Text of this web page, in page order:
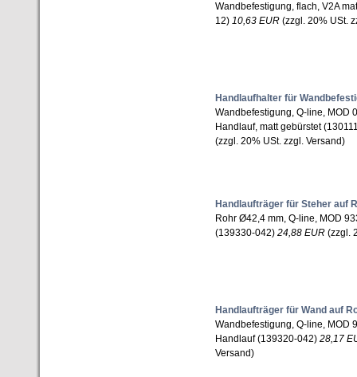
Wandbefestigung, flach, V2A
12) 10,63 EUR (zzgl. 20% USt.
Handlaufhalter für
Wandbefestigung, Q-line, MOD
Handlauf, matt gebürstet
(zzgl. 20% USt. zzgl. Versand)
Handlaufträger für Steher auf
Rohr Ø42,4 mm, Q-line, MOD
(139330-042) 24,88 EUR (zzgl.
Handlaufträger für Wand auf
Wandbefestigung, Q-line, MOD
Handlauf (139320-042) 28,17
Versand)